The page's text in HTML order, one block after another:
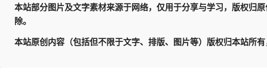
本站部分图片及文字素材来源于网络，仅用于分享与学习，版权归
除。
本站原创内容（包括但不限于文字、排版、图片等）版权归本站所